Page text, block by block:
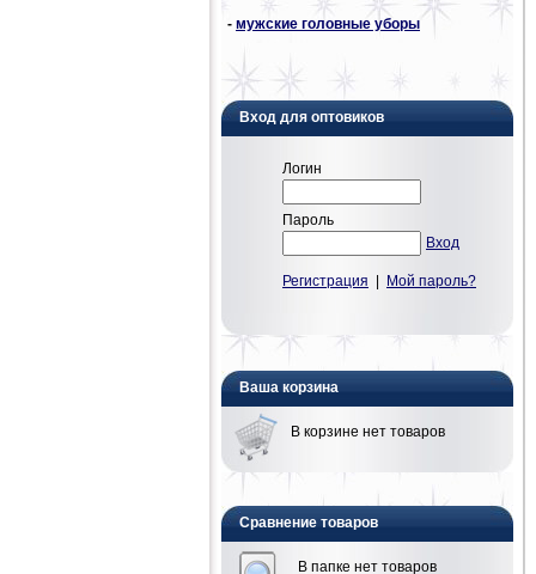
- мужские головные уборы
Вход для оптовиков
Логин
Пароль
Вход
Регистрация Мой пароль?
Ваша корзина
В корзине нет товаров
Сравнение товаров
В папке нет товаров